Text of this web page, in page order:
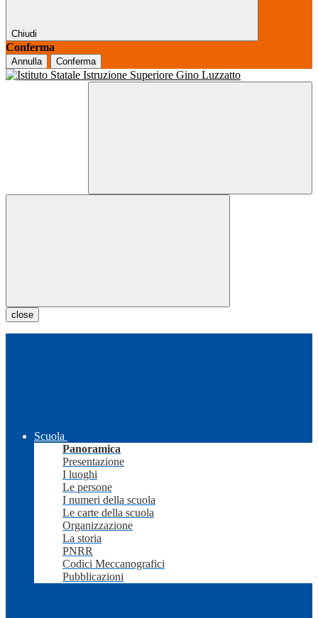
Chiudi
Conferma
Annulla Conferma
close
Scuola
Panoramica
Presentazione
I luoghi
Le persone
I numeri della scuola
Le carte della scuola
Organizzazione
La storia
PNRR
Codici Meccanografici
Pubblicazioni